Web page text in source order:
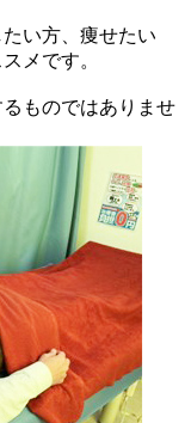
い方、痩せたい
メです。
ものではありませ